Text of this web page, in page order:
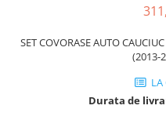
Inchidere Centralizata
SET COVORASE AUTO
(2013-
Durata de